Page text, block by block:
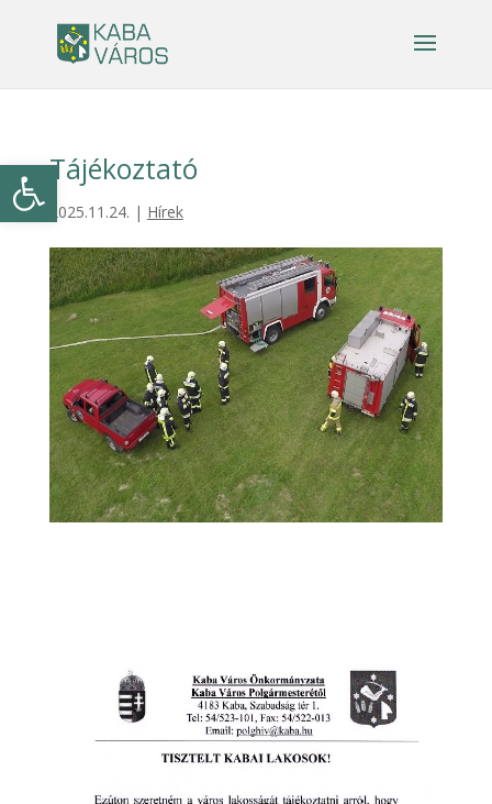
Eszköztár megnyitása
Tájékoztató
2025.11.24. | Hírek